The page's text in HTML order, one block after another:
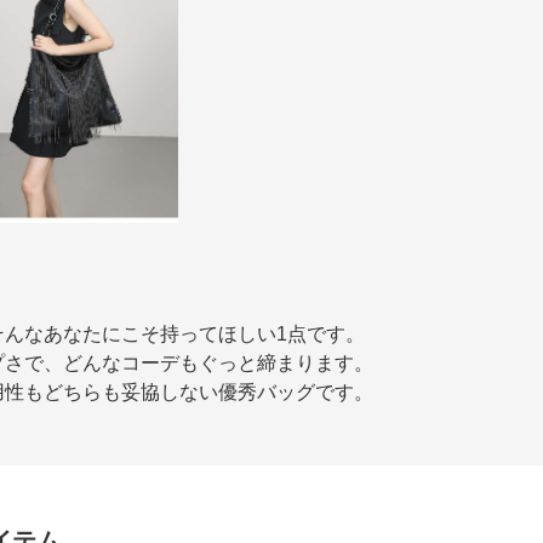
なあなたにこそ持ってほしい1点です。
で、どんなコーデもぐっと締まります。
もどちらも妥協しない優秀バッグです。